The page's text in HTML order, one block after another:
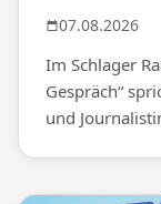
07.08.2026
Im Schlager
Gespräch“
und